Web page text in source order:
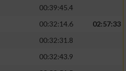
00:39:45.4
00:32:14.6
02:57:33
00:32:31.8
00:32:43.9